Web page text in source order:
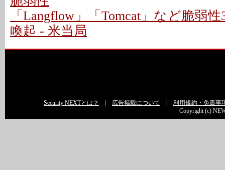
「Langflow」「Tomcat」など脆弱
喚起 - 米当局
Security NEXTとは？ 広告掲載について
利用規約・免責事
Copyright (c)